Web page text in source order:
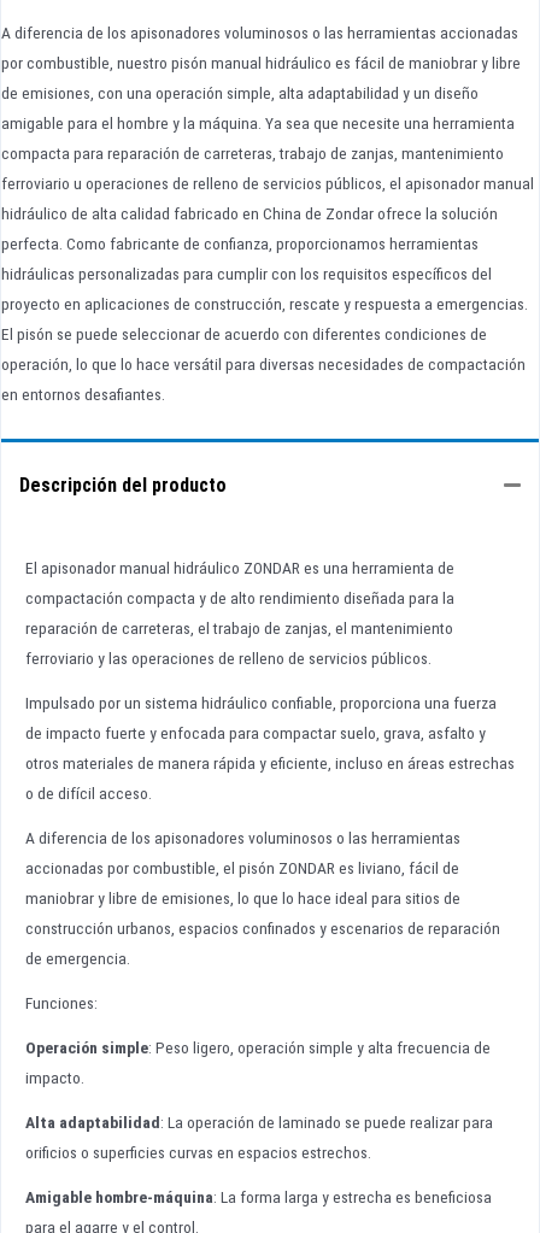
A diferencia de los apisonadores voluminosos o las herramientas accionadas
por combustible, nuestro pisón manual hidráulico es fácil de maniobrar y libre
de emisiones, con una operación simple, alta adaptabilidad y un diseño
amigable para el hombre y la máquina. Ya sea que necesite una herramienta
compacta para reparación de carreteras, trabajo de zanjas, mantenimiento
ferroviario u operaciones de relleno de servicios públicos, el apisonador manual
hidráulico de alta calidad fabricado en China de Zondar ofrece la solución
perfecta. Como fabricante de confianza, proporcionamos herramientas
hidráulicas personalizadas para cumplir con los requisitos específicos del
proyecto en aplicaciones de construcción, rescate y respuesta a emergencias.
El pisón se puede seleccionar de acuerdo con diferentes condiciones de
operación, lo que lo hace versátil para diversas necesidades de compactación
en entornos desafiantes.
Descripción del producto
El apisonador manual hidráulico ZONDAR es una herramienta de
compactación compacta y de alto rendimiento diseñada para la
reparación de carreteras, el trabajo de zanjas, el mantenimiento
ferroviario y las operaciones de relleno de servicios públicos.
Impulsado por un sistema hidráulico confiable, proporciona una fuerza
de impacto fuerte y enfocada para compactar suelo, grava, asfalto y
otros materiales de manera rápida y eficiente, incluso en áreas estrechas
o de difícil acceso.
A diferencia de los apisonadores voluminosos o las herramientas
accionadas por combustible, el pisón ZONDAR es liviano, fácil de
maniobrar y libre de emisiones, lo que lo hace ideal para sitios de
construcción urbanos, espacios confinados y escenarios de reparación
de emergencia.
Funciones:
Operación simple: Peso ligero, operación simple y alta frecuencia de
impacto.
Alta adaptabilidad: La operación de laminado se puede realizar para
orificios o superficies curvas en espacios estrechos.
Amigable hombre-máquina: La forma larga y estrecha es beneficiosa
para el agarre y el control.